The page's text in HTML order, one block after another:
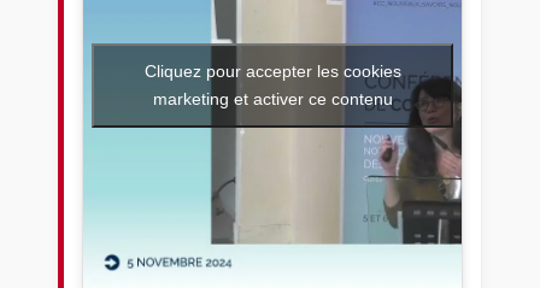
Cliquez pour accepter les cookies
marketing et activer ce contenu